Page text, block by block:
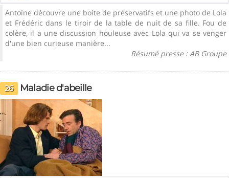
Antoine découvre une boite de préservatifs et une photo de Lola
et Frédéric dans le tiroir de la table de nuit de sa fille. Fou de
colère, il a une discussion houleuse avec Lola qui va se venger
d'une bien curieuse manière...
Résumé presse : AB Groupe
26 Maladie d'abeille